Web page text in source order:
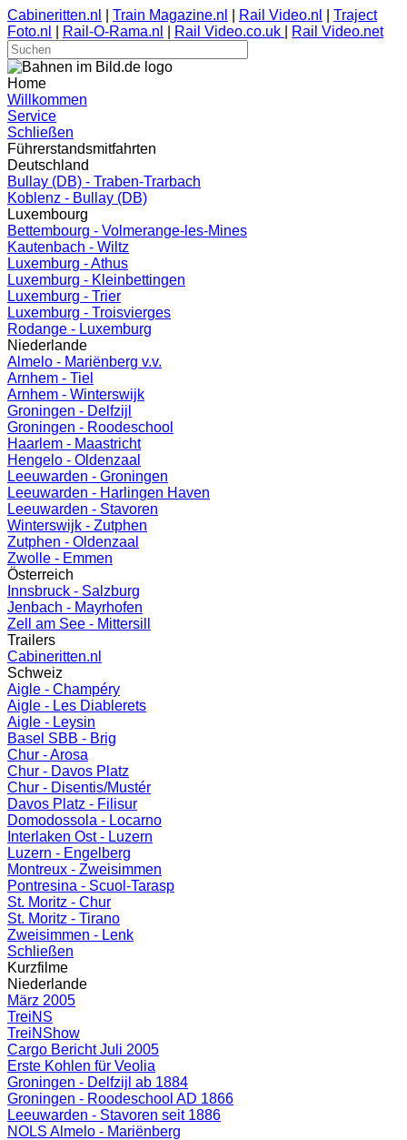
Cabineritten.nl Train Magazine.nl Rail Video.nl
Traject
Foto.nl
Rail-O-Rama.nl Rail Video.co.uk Rail Video.net
Home
Willkommen
Service
Schließen
Führerstandsmitfahrten
Deutschland
Bullay (DB) - Traben-Trarbach
Koblenz - Bullay (DB)
Luxembourg
Bettembourg - Volmerange-les-Mines
Kautenbach - Wiltz
Luxemburg - Athus
Luxemburg - Kleinbettingen
Luxemburg - Trier
Luxemburg - Troisvierges
Rodange - Luxemburg
Niederlande
Almelo - Mariënberg v.v.
Arnhem - Tiel
Arnhem - Winterswijk
Groningen - Delfzijl
Groningen - Roodeschool
Haarlem - Maastricht
Hengelo - Oldenzaal
Leeuwarden - Groningen
Leeuwarden - Harlingen Haven
Leeuwarden - Stavoren
Winterswijk - Zutphen
Zutphen - Oldenzaal
Zwolle - Emmen
Österreich
Innsbruck - Salzburg
Jenbach - Mayrhofen
Zell am See - Mittersill
Trailers
Cabineritten.nl
Schweiz
Aigle - Champéry
Aigle - Les Diablerets
Aigle - Leysin
Basel SBB - Brig
Chur - Arosa
Chur - Davos Platz
Chur - Disentis/Mustér
Davos Platz - Filisur
Domodossola - Locarno
Interlaken Ost - Luzern
Luzern - Engelberg
Montreux - Zweisimmen
Pontresina - Scuol-Tarasp
St. Moritz - Chur
St. Moritz - Tirano
Zweisimmen - Lenk
Schließen
Kurzfilme
Niederlande
März 2005
TreiNS
TreiNShow
Cargo Bericht Juli 2005
Erste Kohlen für Veolia
Groningen - Delfzijl ab 1884
Groningen - Roodeschool AD 1866
Leeuwarden - Stavoren seit 1886
NOLS Almelo - Mariënberg